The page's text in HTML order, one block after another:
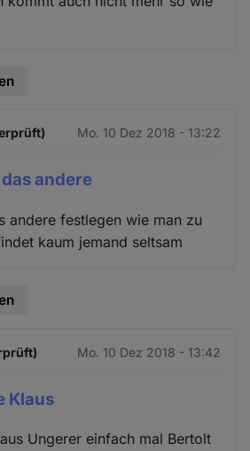
Mo. 10 Dez 2018 - 13:22
andere
andere festlegen wie man zu
kaum jemand seltsam
Mo. 10 Dez 2018 - 13:42
Klaus
Ungerer einfach mal Bertolt